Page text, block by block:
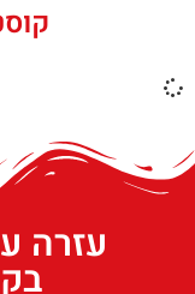
עזרה